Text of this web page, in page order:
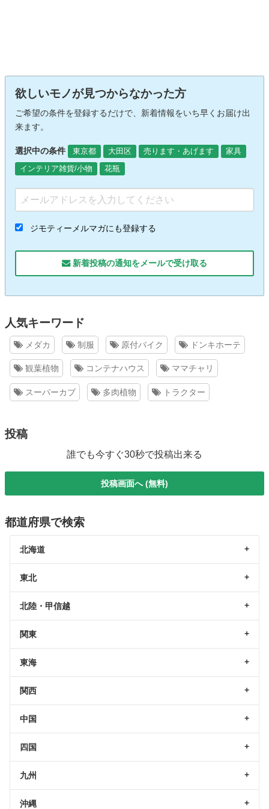
欲しいモノが見つからなかった方
ご希望の条件を登録するだけで、新着情報をいち早くお届け出
来ます。
選択中の条件 東京都 大田区 売ります・あげます
家具
インテリア雑貨/小物
花瓶
ジモティーメルマガにも登録する
新着投稿の通知をメールで受け取る
人気キーワード
メダカ 制服 原付バイク ドンキホーテ
観葉植物 コンテナハウス ママチャリ
スーパーカブ 多肉植物 トラクター
投稿
誰でも今すぐ30秒で投稿出来る
投稿画面へ (無料)
都道府県で検索
北海道
東北
北陸・甲信越
関東
東海
関西
中国
四国
九州
沖縄